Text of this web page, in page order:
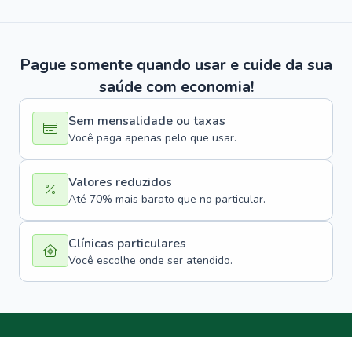
Pague somente quando usar e cuide da sua
saúde com economia!
Sem mensalidade ou taxas
Você paga apenas pelo que usar.
Valores reduzidos
Até 70% mais barato que no particular.
Clínicas particulares
Você escolhe onde ser atendido.